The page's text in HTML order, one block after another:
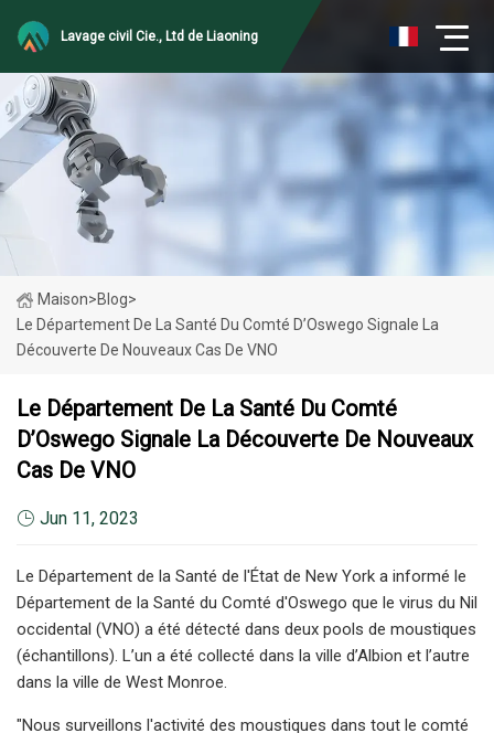
Lavage civil Cie., Ltd de Liaoning
Maison>Blog>
Le Département De La Santé Du Comté D’Oswego Signale La
Découverte De Nouveaux Cas De VNO
Le Département De La Santé Du Comté
D’Oswego Signale La Découverte De Nouveaux
Cas De VNO
Jun 11, 2023
Le Département de la Santé de l'État de New York a informé le
Département de la Santé du Comté d'Oswego que le virus du Nil
occidental (VNO) a été détecté dans deux pools de moustiques
(échantillons). L’un a été collecté dans la ville d’Albion et l’autre
dans la ville de West Monroe.
"Nous surveillons l'activité des moustiques dans tout le comté